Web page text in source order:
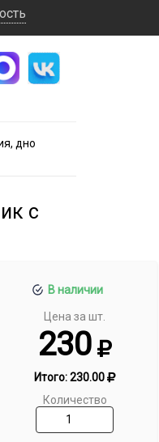
дно
с
В наличии
Цена за шт.
230
Итого:230.00
Количество